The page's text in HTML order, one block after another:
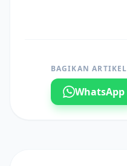
BAGIKAN ARTIKEL
WhatsApp